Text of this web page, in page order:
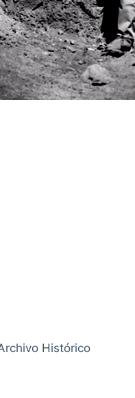
Histórico